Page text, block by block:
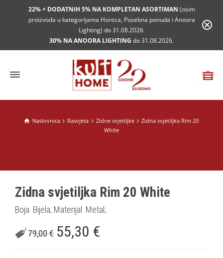
22% + DODATNIH 5% NA KOMPLETAN ASORTIMAN (osim
proizvoda u kategorijama Horeca, Posebna ponuda i Anoora
Lighting) do 31.08.2026.
30% NA ANOORA LIGHTING do 31.08.2026.
Naslovnica Rasvjeta Zidne svjetiljke
Zidna svjetiljka Rim 20
White
Zidna svjetiljka Rim 20 White
Boja: Bijela; Materijal: Metal;
79,00€ 55,30 €